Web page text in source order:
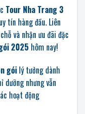
Tour Nha Trang 3
tín hàng đầu. Liên
và nhận ưu đãi đặc
2025 hôm nay!
gói lý tưởng dành
dưỡng nhưng vẫn
hoạt động